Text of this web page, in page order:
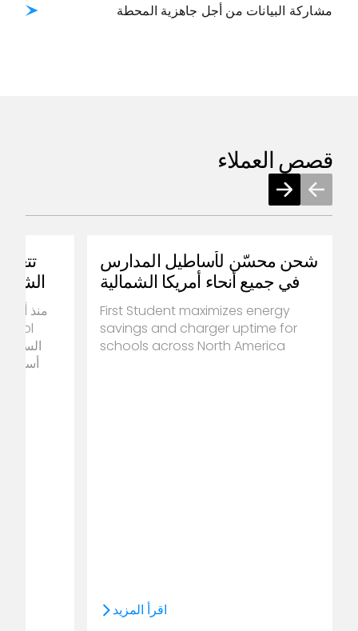
مشاركة البيانات من أجل جاهزية المحطة
قصص العملاء
شحن محسّن لأساطيل المدارس
في جميع أنحاء أمريكا الشمالية
First Student maximizes energy
savings and charger uptime for
schools across North America
اقرأ المزيد
أسطول